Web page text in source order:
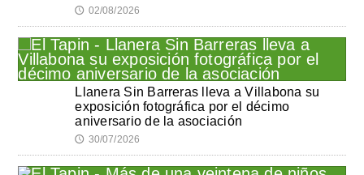
🕔 02/08/2026
Llanera Sin Barreras lleva a Villabona su
exposición fotográfica por el décimo
aniversario de la asociación
🕔 30/07/2026